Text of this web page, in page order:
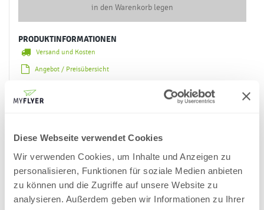
Diese Webseite verwendet Cookies
Wir verwenden Cookies, um Inhalte und Anzeigen zu
personalisieren, Funktionen für soziale Medien anbieten
zu können und die Zugriffe auf unsere Website zu
analysieren. Außerdem geben wir Informationen zu Ihrer
in den Warenkorb legen
PRODUKTINFORMATIONEN
Versand und Kosten
Angebot / Preisübersicht
Fragen zum Artikel
DATENBLÄTTER & DRUCKVORLAGEN
Formatvorlagen herunterladen
Datenblatt anzeigen (PDF)
Upload-Hinweis: